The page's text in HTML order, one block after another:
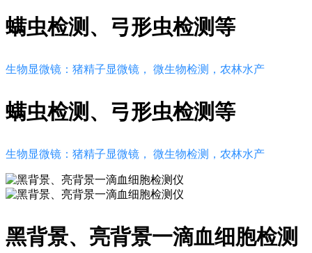
螨虫检测、弓形虫检测等
生物显微镜：猪精子显微镜， 微生物检测，农林水产
螨虫检测、弓形虫检测等
生物显微镜：猪精子显微镜， 微生物检测，农林水产
黑背景、亮背景一滴血细胞检测